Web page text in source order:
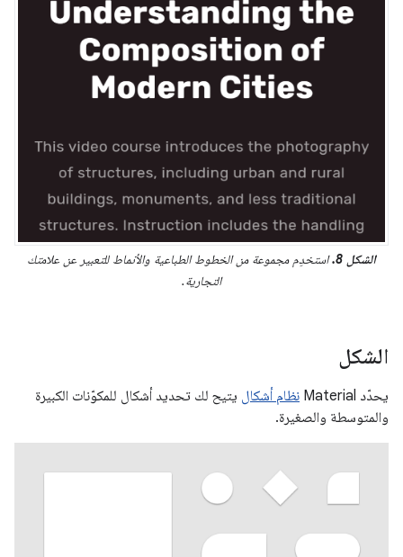
الشكل 8.
استخدِم مجموعة من الخطوط الطباعية والأنماط للتعبير عن علامتك
التجارية.
الشكل
يحدّد Material نظام أشكال يتيح لك تحديد أشكال للمكوّنات الكبيرة
والمتوسطة والصغيرة.